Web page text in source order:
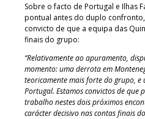
Sobre o facto de Portugal e Ilhas
pontual antes do duplo confronto,
convicto de que a equipa das
finais do grupo:
“Relativamente ao apuramento,
momento: uma derrota em
teoricamente mais forte do grupo,
Portugal. Estamos convictos de que
trabalho nestes dois próximos
carácter decisivo nas contas finais